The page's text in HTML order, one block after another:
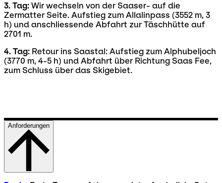
3. Tag: Wir wechseln von der Saaser- auf die
Zermatter Seite. Aufstieg zum Allalinpass (3552 m, 3
h) und anschliessende Abfahrt zur Täschhütte auf
2701 m.
4. Tag: Retour ins Saastal: Aufstieg zum Alphubeljoch
(3770 m, 4-5 h) und Abfahrt über Richtung Saas Fee,
zum Schluss über das Skigebiet.
Anforderungen